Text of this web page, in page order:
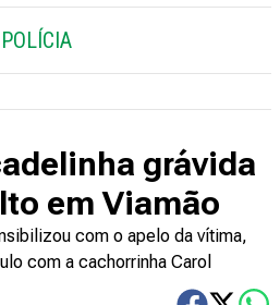
POLÍCIA
grávida
em Viamão
com o apelo da vítima,
com a cachorrinha Carol